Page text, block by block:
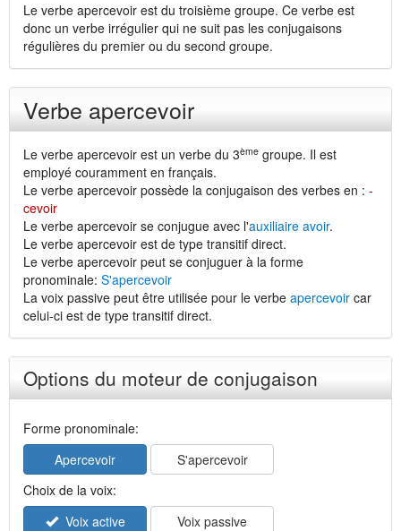
Le verbe apercevoir est du troisième groupe. Ce verbe est
donc un verbe irrégulier qui ne suit pas les conjugaisons
régulières du premier ou du second groupe.
Verbe apercevoir
Le verbe apercevoir est un verbe du 3ème groupe. Il est
employé couramment en français.
Le verbe apercevoir possède la conjugaison des verbes en : -
cevoir
Le verbe apercevoir se conjugue avec l'auxiliaire avoir.
Le verbe apercevoir est de type transitif direct.
Le verbe apercevoir peut se conjuguer à la forme
pronominale: S'apercevoir
La voix passive peut être utilisée pour le verbe apercevoir car
celui-ci est de type transitif direct.
Options du moteur de conjugaison
Forme pronominale:
Apercevoir
S'apercevoir
Choix de la voix:
Voix active
Voix passive